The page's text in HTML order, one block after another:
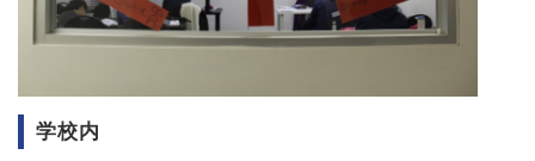
学校内